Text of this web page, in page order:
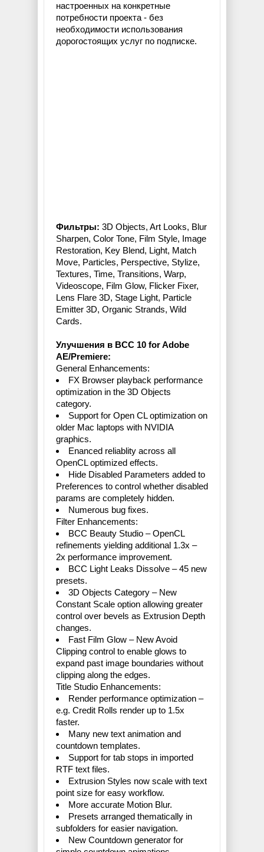
настроенных на конкретные
потребности проекта - без
необходимости использования
дорогостоящих услуг по подписке.
Фильтры: 3D Objects, Art Looks, Blur
Sharpen, Color Tone, Film Style, Image
Restoration, Key Blend, Light, Match
Move, Particles, Perspective, Stylize,
Textures, Time, Transitions, Warp,
Videoscope, Film Glow, Flicker Fixer,
Lens Flare 3D, Stage Light, Particle
Emitter 3D, Organic Strands, Wild
Cards.
Улучшения в BCC 10 for Adobe
AE/Premiere:
General Enhancements:
FX Browser playback performance
optimization in the 3D Objects
category.
Support for Open CL optimization on
older Mac laptops with NVIDIA
graphics.
Enanced reliablity across all
OpenCL optimized effects.
Hide Disabled Parameters added to
Preferences to control whether disabled
params are completely hidden.
Numerous bug fixes.
Filter Enhancements:
BCC Beauty Studio – OpenCL
refinements yielding additional 1.3x –
2x performance improvement.
BCC Light Leaks Dissolve – 45 new
presets.
3D Objects Category – New
Constant Scale option allowing greater
control over bevels as Extrusion Depth
changes.
Fast Film Glow – New Avoid
Clipping control to enable glows to
expand past image boundaries without
clipping along the edges.
Title Studio Enhancements:
Render performance optimization –
e.g. Credit Rolls render up to 1.5x
faster.
Many new text animation and
countdown templates.
Support for tab stops in imported
RTF text files.
Extrusion Styles now scale with text
point size for easy workflow.
More accurate Motion Blur.
Presets arranged thematically in
subfolders for easier navigation.
New Countdown generator for